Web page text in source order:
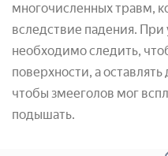
многочисленных травм,
вследствие падения.
необходимо следить,
поверхности, а
чтобы змееголов мог
подышать.